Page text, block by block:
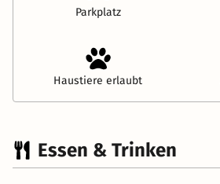
Parkplatz
Haustiere erlaubt
Essen & Trinken